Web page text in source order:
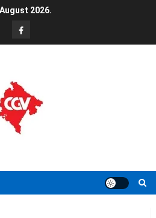
2026.
FB